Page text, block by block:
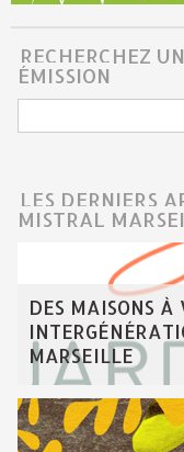
RECHERCHEZ
ÉMISSION
LES DERNIERS
MISTRAL
DES MAISONS À
MARSEILLE